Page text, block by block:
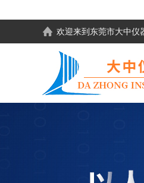
欢迎来到东莞市大中仪